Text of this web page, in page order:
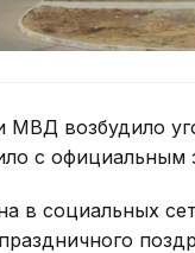
МВД возбудило
с официальным
в социальных